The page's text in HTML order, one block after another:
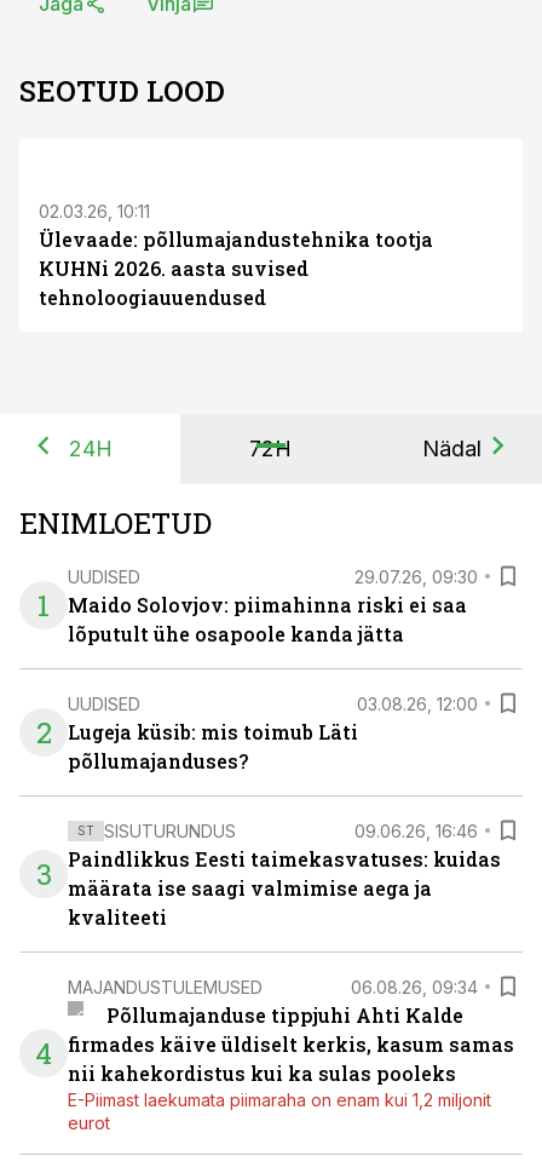
SEOTUD LOOD
02.03.26, 10:11
Ülevaade: põllumajandustehnika tootja
KUHNi 2026. aasta suvised
tehnoloogiauuendused
24H 72H Nädal
ENIMLOETUD
1
UUDISED 29.07.26, 09:30
Maido Solovjov: piimahinna riski ei saa
lõputult ühe osapoole kanda jätta
2
UUDISED 03.08.26, 12:00
Lugeja küsib: mis toimub Läti
põllumajanduses?
3
ST SISUTURUNDUS 09.06.26, 16:46
Paindlikkus Eesti taimekasvatuses: kuidas
määrata ise saagi valmimise aega ja
kvaliteeti
4
MAJANDUSTULEMUSED 06.08.26, 09:34
Põllumajanduse tippjuhi Ahti Kalde
firmades käive üldiselt kerkis, kasum samas
nii kahekordistus kui ka sulas pooleks
E-Piimast laekumata piimaraha on enam kui 1,2 miljonit
eurot